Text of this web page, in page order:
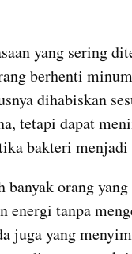
yang sering
berhenti
dihabiskan
tetapi dapat
bakteri menjadi
banyak orang
energi tanpa
juga yang